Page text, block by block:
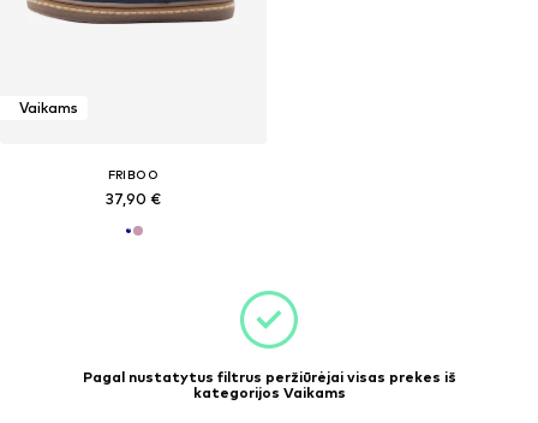
Vaikams
FRIBOO
37,90 €
Pagal nustatytus filtrus peržiūrėjai visas prekes iš
kategorijos Vaikams